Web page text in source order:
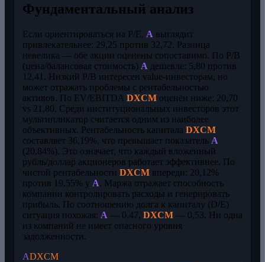
Фундаментальный анализ
Если ориентироваться на P/E, A выглядит
привлекательнее: 29,25 против 32,72. Разница
невелика — обе акции оценены сопоставимо. По P/B
(цена/балансовая стоимость) A дешевле: 5,80 против
12,41. Низкий P/B интересен value-инвесторам, но
может отражать проблемы с рентабельностью
активов. По EV/EBITDA DXCM оценён ниже: 20,70
vs 21,80. Среди институциональных инвесторов этот
мультипликатор считается одним из наиболее
объективных. Рентабельность капитала DXCM
составляет 36,19%, что превышает показатель A
(20,84%). Это означает, что каждый вложенный
рубль/доллар акционеров работает эффективнее. По
чистой рентабельности DXCM впереди: 20,12%
против 19,55% у A. Маржа отражает способность
компании контролировать расходы и генерировать
прибыль. По соотношению долга к капиталу (D/E)
ситуация похожая: A — 0,47, DXCM — 0,53. Ни одна
из компаний не имеет опасного уровня
задолженности.
ADXCM